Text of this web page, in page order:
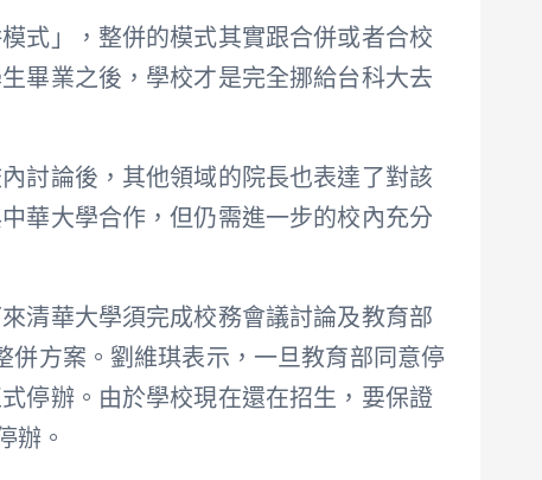
式」，整併的模式其實跟合併或者合校
畢業之後，學校才是完全挪給台科大去
討論後，其他領域的院長也表達了對該
華大學合作，但仍需進一步的校內充分
清華大學須完成校務會議討論及教育部
併方案。劉維琪表示，一旦教育部同意停
停辦。由於學校現在還在招生，要保證
辦。